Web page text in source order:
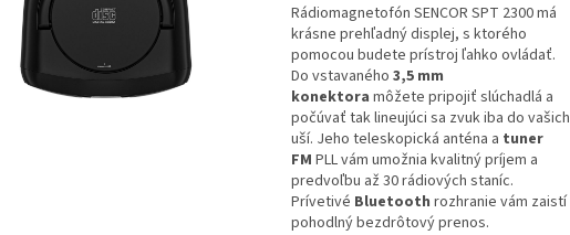
Rádiomagnetofón SENCOR SPT 2300 má
krásne prehľadný displej, s ktorého
pomocou budete prístroj ľahko ovládať.
Do vstavaného 3,5 mm
konektora môžete pripojiť slúchadlá a
počúvať tak lineujúci sa zvuk iba do vašich
uší. Jeho teleskopická anténa a tuner
FM PLL vám umožnia kvalitný príjem a
predvoľbu až 30 rádiových staníc.
Prívetivé Bluetooth rozhranie vám zaistí
pohodlný bezdrôtový prenos.